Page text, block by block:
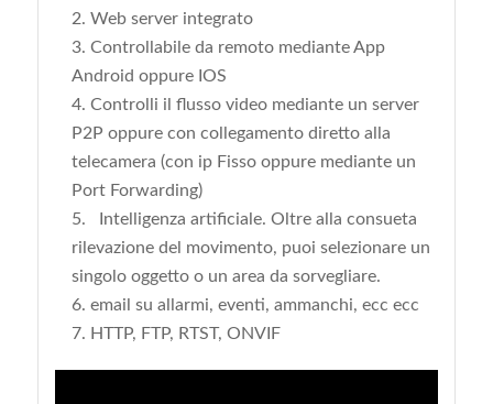
Web server integrato
Controllabile da remoto mediante App
Android oppure IOS
Controlli il flusso video mediante un server
P2P oppure con collegamento diretto alla
telecamera (con ip Fisso oppure mediante un
Port Forwarding)
Intelligenza artificiale. Oltre alla consueta
rilevazione del movimento, puoi selezionare un
singolo oggetto o un area da sorvegliare.
email su allarmi, eventi, ammanchi, ecc ecc
HTTP, FTP, RTST, ONVIF